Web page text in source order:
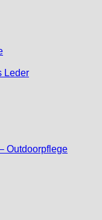
Leder
Outdoorpflege